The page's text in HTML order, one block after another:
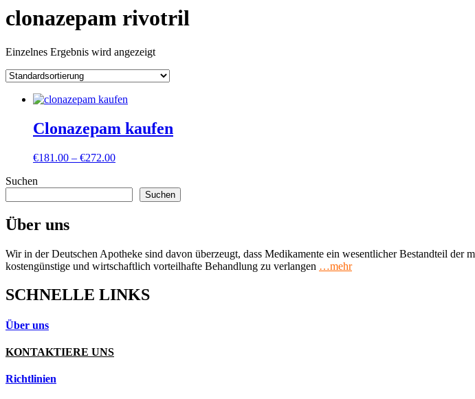
clonazepam rivotril
Einzelnes Ergebnis wird angezeigt
Clonazepam kaufen
€181.00 – €272.00Preisspanne:
€272.00
Suchen
Suchen
Über uns
Wir in der Deutschen Apotheke sind davon überzeugt, dass Medikamente ein wesentlicher Bestandteil der
kostengünstige und wirtschaftlich vorteilhafte Behandlung zu verlangen …mehr
SCHNELLE LINKS
Über uns
KONTAKTIERE UNS
Richtlinien